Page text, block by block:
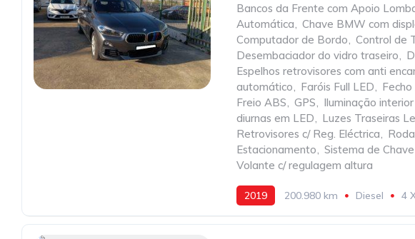
Bancos da Frente com Apoio
Automática, Chave BMW com
Computador de Bordo, Control de
Desembaciador do vidro traseiro,
Espelhos retrovisores com anti
automático, Faróis Full LED,
Freio ABS, GPS, Iluminação
diurnas em LED, Luzes Traseiras
Retrovisores c/ Reg. Eléctrica,
Estacionamento, Sistema de
Volante c/ regulagem altura
2019 200.980 km Diesel 4